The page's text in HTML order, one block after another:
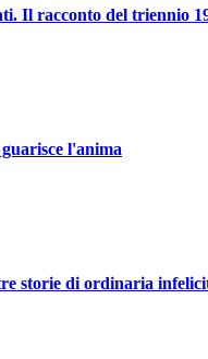
Il racconto del triennio
l'anima
storie di ordinaria